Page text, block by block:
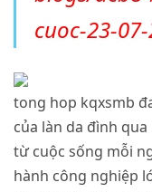
cuoc-23-
tong hop kqxsmb
của làn da đình
từ cuộc sống mỗi
hành công nghiệp